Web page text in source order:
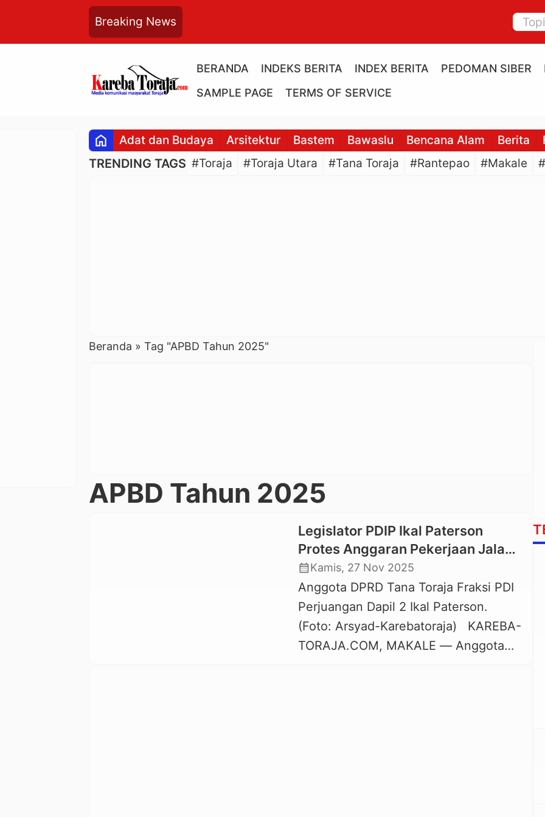
Breaking News
BERANDA INDEKS BERITA INDEX BERITA PEDOMAN SIBER
SAMPLE PAGE
TERMS OF SERVICE
home Adat dan Budaya Arsitektur Bastem Bawaslu Bencana Alam Berita
TRENDING TAGS #Toraja #Toraja Utara #Tana Toraja #Rantepao #Makale
Beranda » Tag "APBD Tahun 2025"
APBD Tahun 2025
Legislator PDIP Ikal Paterson
Protes Anggaran Pekerjaan Jalan
Salubarani – Ta’pan Kila’ Tahun
2025 Dibatalkan
calendar_monthKamis, 27 Nov 2025
Anggota DPRD Tana Toraja Fraksi PDI
Perjuangan Dapil 2 Ikal Paterson.
(Foto: Arsyad-Karebatoraja) KAREBA-
TORAJA.COM, MAKALE — Anggota